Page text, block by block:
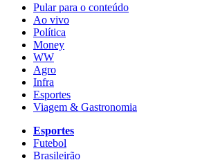
Pular para o conteúdo
Ao vivo
Política
Money
WW
Agro
Infra
Esportes
Viagem & Gastronomia
Esportes
Futebol
Brasileirão